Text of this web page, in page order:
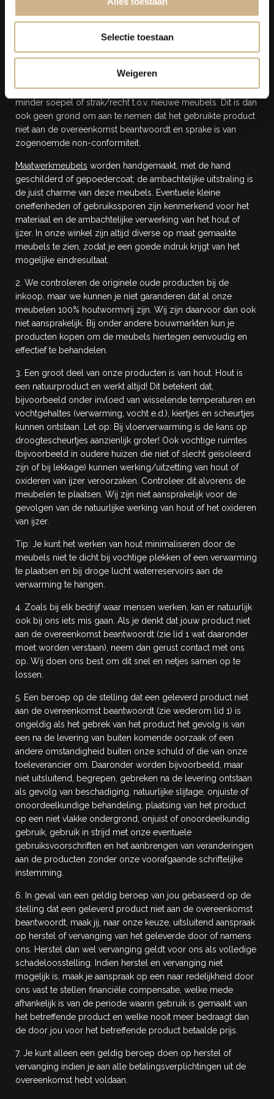
Selectie toestaan
Weigeren
hebben een andere kwaliteit dan nieuwe meubels.
Bij oude meubels kun je gebruikssporen en oneffenheden
verwachten. Juist deze oude en doorleefde uitstraling van
onze gebruikte producten bepaalt het unieke sfeerbepalende
element van het product. In onze loods kun je de producten
vooraf komen bekijken. De meubels zijn functioneel geschikt
voor regulier gebruik, maar onderdelen zijn redelijkerwijs
minder soepel of strak/recht t.o.v. nieuwe meubels. Dit is dan
ook geen grond om aan te nemen dat het gebruikte product
niet aan de overeenkomst beantwoordt en sprake is van
zogenoemde non-conformiteit.
Maatwerkmeubels worden handgemaakt, met de hand
geschilderd of gepoedercoat; de ambachtelijke uitstraling is
de juist charme van deze meubels. Eventuele kleine
oneffenheden of gebruikssporen zijn kenmerkend voor het
materiaal en de ambachtelijke verwerking van het hout of
ijzer. In onze winkel zijn altijd diverse op maat gemaakte
meubels te zien, zodat je een goede indruk krijgt van het
mogelijke eindresultaat.
2. We controleren de originele oude producten bij de
inkoop, maar we kunnen je niet garanderen dat al onze
meubelen 100% houtwormvrij zijn. Wij zijn daarvoor dan ook
niet aansprakelijk. Bij onder andere bouwmarkten kun je
producten kopen om de meubels hiertegen eenvoudig en
effectief te behandelen.
3. Een groot deel van onze producten is van hout. Hout is
een natuurproduct en werkt altijd! Dit betekent dat,
bijvoorbeeld onder invloed van wisselende temperaturen en
vochtgehaltes (verwarming, vocht e.d.), kiertjes en scheurtjes
kunnen ontstaan. Let op: Bij vloerverwarming is de kans op
droogtescheurtjes aanzienlijk groter! Ook vochtige ruimtes
(bijvoorbeeld in oudere huizen die niet of slecht geïsoleerd
zijn of bij lekkage) kunnen werking/uitzetting van hout of
oxideren van ijzer veroorzaken. Controleer dit alvorens de
meubelen te plaatsen. Wij zijn niet aansprakelijk voor de
gevolgen van de natuurlijke werking van hout of het oxideren
van ijzer.
Tip: Je kunt het werken van hout minimaliseren door de
meubels niet te dicht bij vochtige plekken of een verwarming
te plaatsen en bij droge lucht waterreservoirs aan de
verwarming te hangen.
4. Zoals bij elk bedrijf waar mensen werken, kan er natuurlijk
ook bij ons iets mis gaan. Als je denkt dat jouw product niet
aan de overeenkomst beantwoordt (zie lid 1 wat daaronder
moet worden verstaan), neem dan gerust contact met ons
op. Wij doen ons best om dit snel en netjes samen op te
lossen.
5. Een beroep op de stelling dat een geleverd product niet
aan de overeenkomst beantwoordt (zie wederom lid 1) is
ongeldig als het gebrek van het product het gevolg is van
een na de levering van buiten komende oorzaak of een
andere omstandigheid buiten onze schuld of die van onze
toeleverancier om. Daaronder worden bijvoorbeeld, maar
niet uitsluitend, begrepen, gebreken na de levering ontstaan
als gevolg van beschadiging, natuurlijke slijtage, onjuiste of
onoordeelkundige behandeling, plaatsing van het product
op een niet vlakke ondergrond, onjuist of onoordeelkundig
gebruik, gebruik in strijd met onze eventuele
gebruiksvoorschriften en het aanbrengen van veranderingen
aan de producten zonder onze voorafgaande schriftelijke
instemming.
6. In geval van een geldig beroep van jou gebaseerd op de
stelling dat een geleverd product niet aan de overeenkomst
beantwoordt, maak jij, naar onze keuze, uitsluitend aanspraak
op herstel of vervanging van het geleverde door of namens
ons. Herstel dan wel vervanging geldt voor ons als volledige
schadeloosstelling. Indien herstel en vervanging niet
mogelijk is, maak je aanspraak op een naar redelijkheid door
ons vast te stellen financiële compensatie, welke mede
afhankelijk is van de periode waarin gebruik is gemaakt van
het betreffende product en welke nooit meer bedraagt dan
de door jou voor het betreffende product betaalde prijs.
7. Je kunt alleen een geldig beroep doen op herstel of
vervanging indien je aan alle betalingsverplichtingen uit de
overeenkomst hebt voldaan.